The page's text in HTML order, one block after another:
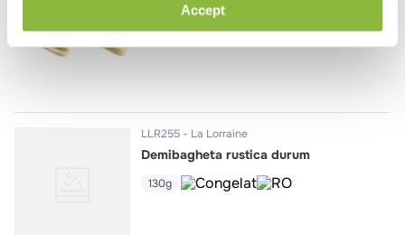
Accept
Panini grill, taiat pe lungime
LLR255 La Lorraine
Demibagheta rustica durum
130g